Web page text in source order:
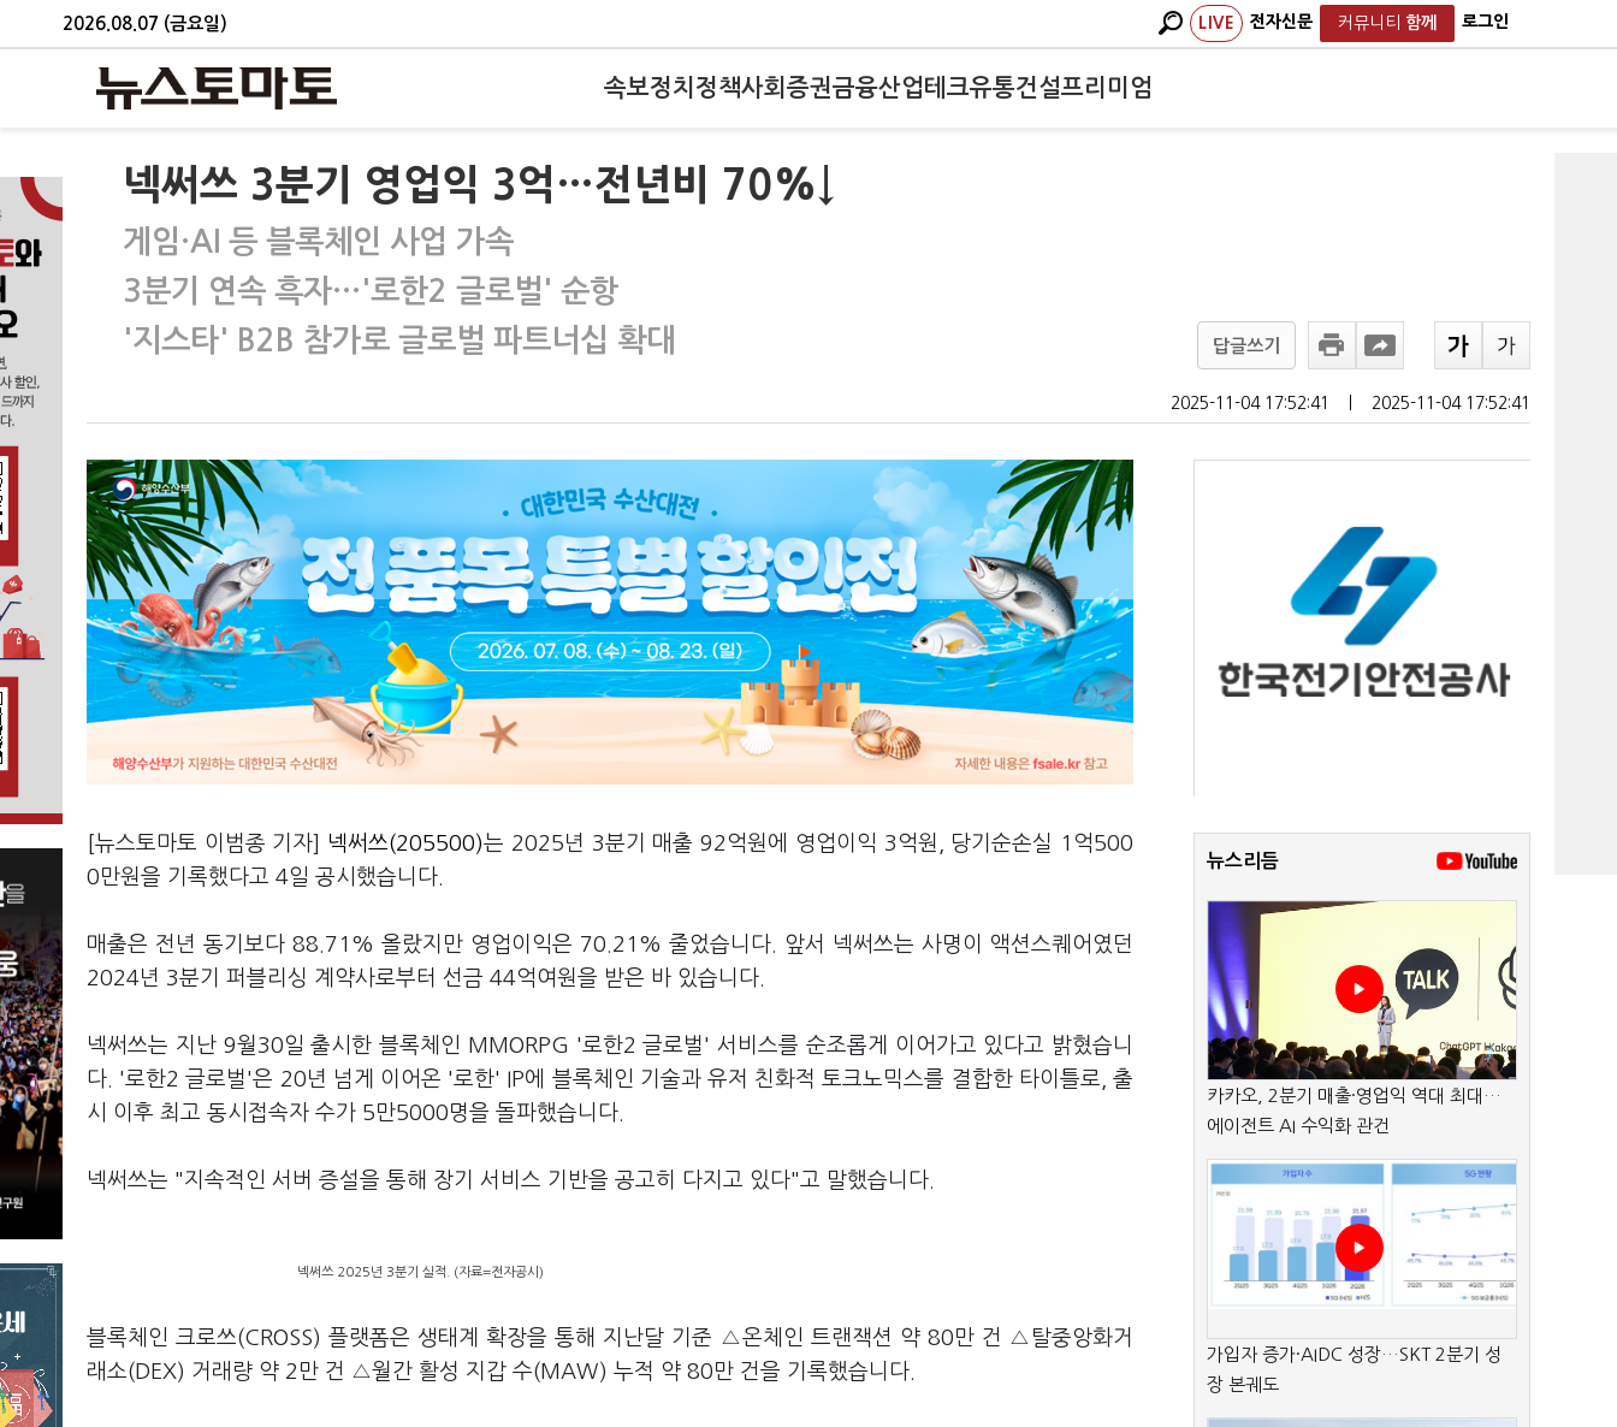
2026.08.07 (금요일) LIVE 전자신문 커뮤니티 함께 로그인
속보정치 정책사회 증권금융산업테크유통건설프리미엄
넥써쓰 3분기 영업익 3억…전년비 70%↓
게임·AI 등 블록체인 사업 가속
3분기 연속 흑자…'로한2 글로벌' 순항
'지스타' B2B 참가로 글로벌 파트너십 확대
답글쓰기
2025-11-04 17:52:41 2025-11-04 17:52:41
[뉴스토마토 이범종 기자] 넥써쓰(205500)는 2025년 3분기 매출 92억원에 영업이익 3억원, 당기순손실 1억500
0만원을 기록했다고 4일 공시했습니다.
매출은 전년 동기보다 88.71% 올랐지만 영업이익은 70.21% 줄었습니다. 앞서 넥써쓰는 사명이 액션스퀘어였던
2024년 3분기 퍼블리싱 계약사로부터 선금 44억여원을 받은 바 있습니다.
넥써쓰는 지난 9월30일 출시한 블록체인 MMORPG '로한2 글로벌' 서비스를 순조롭게 이어가고 있다고 밝혔습니
다. '로한2 글로벌'은 20년 넘게 이어온 '로한' IP에 블록체인 기술과 유저 친화적 토크노믹스를 결합한 타이틀로, 출
시 이후 최고 동시접속자 수가 5만5000명을 돌파했습니다.
넥써쓰는 "지속적인 서버 증설을 통해 장기 서비스 기반을 공고히 다지고 있다"고 말했습니다.
넥써쓰 2025년 3분기 실적. (자료=전자공시)
블록체인 크로쓰(CROSS) 플랫폼은 생태계 확장을 통해 지난달 기준 △온체인 트랜잭션 약 80만 건 △탈중앙화거
래소(DEX) 거래량 약 2만 건 △월간 활성 지갑 수(MAW) 누적 약 80만 건을 기록했습니다.
뉴스리듬
카카오, 2분기 매출·영업익 역대 최대…
에이전트 AI 수익화 관건
가입자 증가·AIDC 성장…SKT 2분기 성
장 본궤도